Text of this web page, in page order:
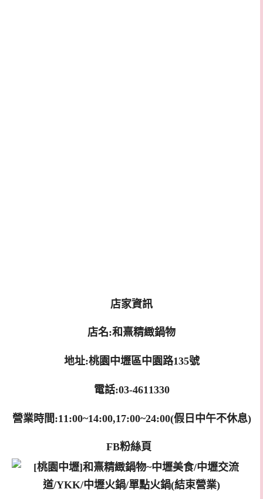
店家資訊
店名:和熹精緻鍋物
地址:桃園中壢區中園路135號
電話:03-4611330
營業時間:11:00~14:00,17:00~24:00(假日中午不休息)
FB粉絲頁